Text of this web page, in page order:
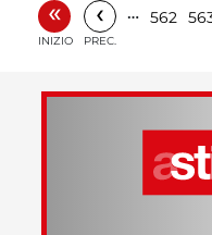
«
INIZIO
‹
PREC.
… 562